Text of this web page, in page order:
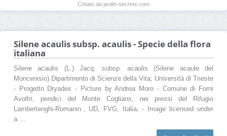
Creato da jardin-secrets.com
Silene acaulis subsp. acaulis - Specie della flora
italiana
Silene acaulis (L.) Jacq. subsp. acaulis (Silene acaule del
Moncenisio) Dipartimento di Scienze della Vita, Università di Trieste
- Progetto Dryades - Picture by Andrea Moro - Comune di Forni
Avoltri, pendici del Monte Coglians, nei pressi del Rifugio
Lambertenghi-Romanin., UD, FVG, Italia, - Image licensed under
a ...